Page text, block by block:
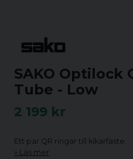
SAKO Optilock
Tube - Low
2 199 kr
Ett par QR ringar till kikarfäste.
Läs mer